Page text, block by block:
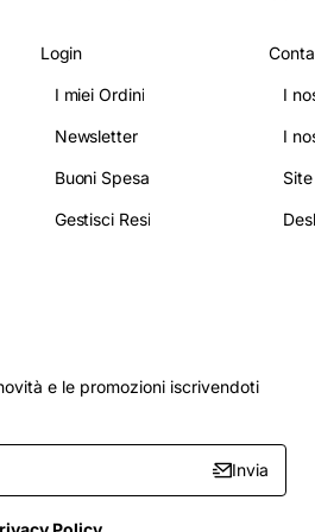
Login
I miei Ordini
Newsletter
Buoni Spesa
Gestisci Resi
I
I
e le promozioni iscrivendoti
Invia